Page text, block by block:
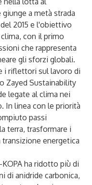
a metà strada
2015 e l'obiettivo
con il primo
che rappresenta
gli sforzi globali.
i riflettori sul lavoro di
Zayed Sustainability
legate al clima nei
In linea con le priorità
passi
terra, trasformare i
energetica
ha ridotto più di
di anidride carbonica,